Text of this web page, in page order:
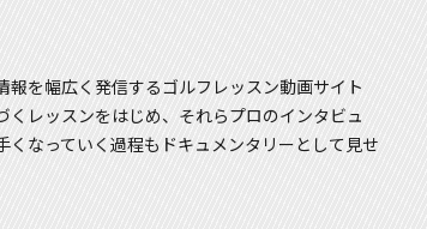
を幅広く発信するゴルフレッスン動画サイト
くレッスンをはじめ、それらプロのインタビュ
なっていく過程もドキュメンタリーとして見せ